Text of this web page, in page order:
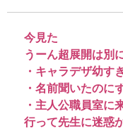
今見た
うーん超展開は別
・キャラデザ幼す
・名前聞いたのに
・主人公職員室に
行って先生に迷惑